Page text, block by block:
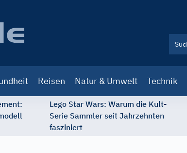
Reisen Natur & Umwelt Technik
Lego Star Wars: Warum die Kult-
Serie Sammler seit Jahrzehnten
fasziniert